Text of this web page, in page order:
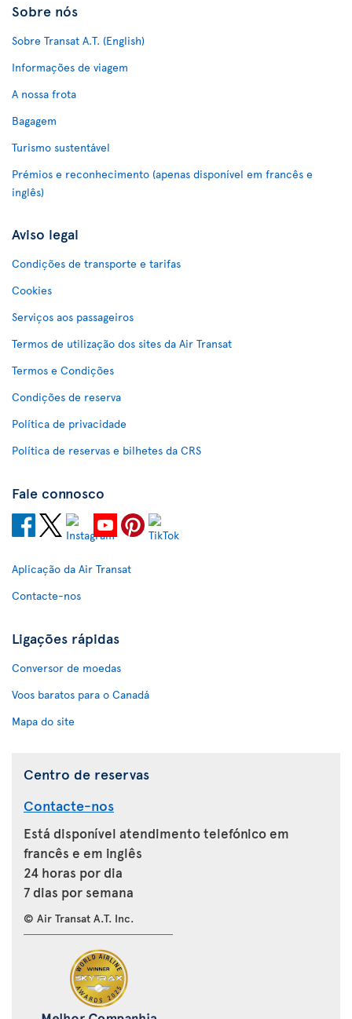
Sobre nós
Sobre Transat A.T. (English)
Informações de viagem
A nossa frota
Bagagem
Turismo sustentável
Prémios e reconhecimento (apenas disponível em francês e
inglês)
Aviso legal
Condições de transporte e tarifas
Cookies
Serviços aos passageiros
Termos de utilização dos sites da Air Transat
Termos e Condições
Condições de reserva
Política de privacidade
Política de reservas e bilhetes da CRS
Fale connosco
Aplicação da Air Transat
Contacte-nos
Ligações rápidas
Conversor de moedas
Voos baratos para o Canadá
Mapa do site
Centro de reservas
Contacte-nos
Está disponível atendimento telefónico em
francês e em inglês
24 horas por dia
7 dias por semana
© Air Transat A.T. Inc.